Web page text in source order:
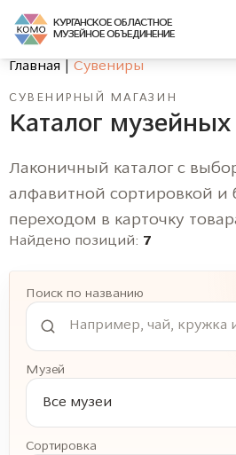
КУРГАНСКОЕ ОБЛАСТНОЕ
МУЗЕЙНОЕ ОБЪЕДИНЕНИЕ
Главная Сувениры
СУВЕНИРНЫЙ МАГАЗИН
Каталог
Лаконичный каталог с
алфавитной сортировкой и
переходом в карточку
Найдено позиций: 7
Поиск по названию
Музей
Все музеи
Сортировка